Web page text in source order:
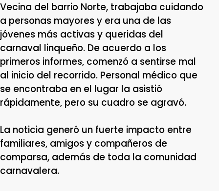
Vecina del barrio Norte, trabajaba cuidando
a personas mayores y era una de las
jóvenes más activas y queridas del
carnaval linqueño. De acuerdo a los
primeros informes, comenzó a sentirse mal
al inicio del recorrido. Personal médico que
se encontraba en el lugar la asistió
rápidamente, pero su cuadro se agravó.
La noticia generó un fuerte impacto entre
familiares, amigos y compañeros de
comparsa, además de toda la comunidad
carnavalera.